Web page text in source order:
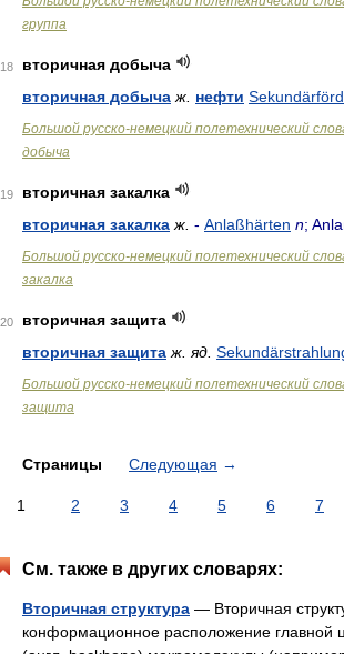
группа
18
вторичная добыча
вторичная добыча ж. нефти
Большой русско-немецкий полетехнический
добыча
19
вторичная закалка
вторичная закалка ж. - Anlaßhärten n;
Большой русско-немецкий полетехнический
закалка
20
вторичная защита
вторичная защита ж. яд.
Большой русско-немецкий полетехнический
защита
Страницы Следующая →
1 2 3 4 5 6 7
См. также в других словарях:
Вторичная структура — Вторичная
конформационное расположение главной